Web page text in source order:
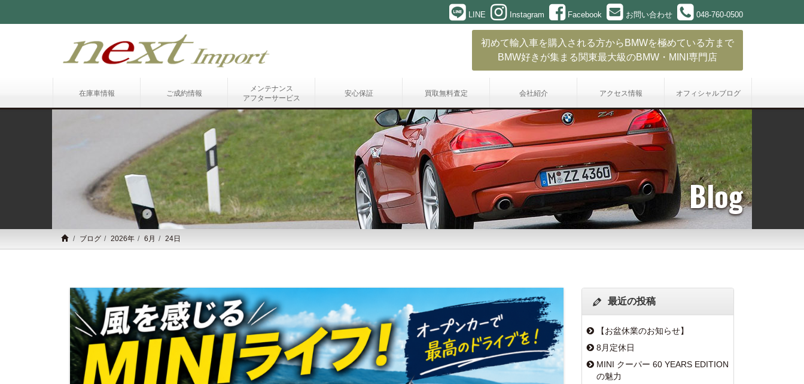
LINE Instagram Facebook お問い合わせ 048-760-0500
初めて輸入車を購入される方からBMWを極めている方まで
BMW好きが集まる関東最大級のBMW・MINI専門店
在庫車情報 ご成約情報
メンテナンス
アフターサービス
安心保証 買取無料査定 会社紹介 アクセス情報 オフィシャルブログ
Blog
ブログ 2026年 6月 24日
最近の投稿
【お盆休業のお知らせ】
8月定休日
MINI クーパー 60 YEARS EDITION
の魅力